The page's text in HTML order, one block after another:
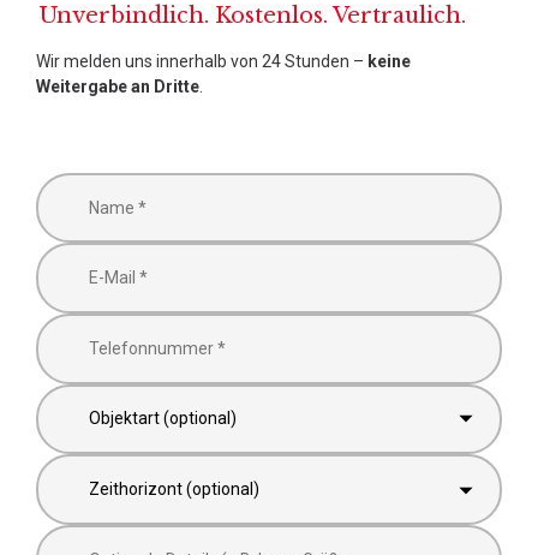
Unverbindlich. Kostenlos. Vertraulich.
Wir melden uns innerhalb von 24 Stunden – keine
Weitergabe an Dritte